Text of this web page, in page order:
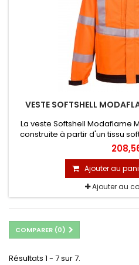
VESTE SOFTSHELL
La veste Softshell Modaflame
construite à partir d'un tissu
Ajouter au
Ajouter au
COMPARER (0)
Résultats 1 - 7 sur 7.